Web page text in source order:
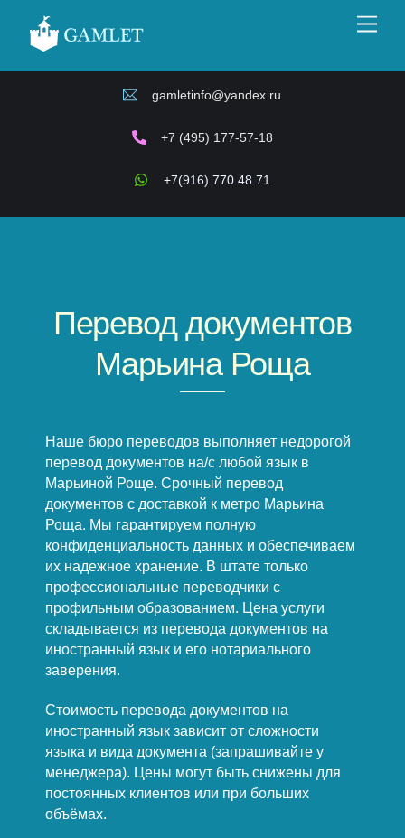
content
gamletinfo@yandex.ru
+7 (495) 177-57-18
+7(916) 770 48 71
Перевод документов
Марьина Роща
Наше бюро переводов выполняет недорогой
перевод документов на/с любой язык в
Марьиной Роще. Срочный перевод
документов с доставкой к метро Марьина
Роща. Мы гарантируем полную
конфиденциальность данных и обеспечиваем
их надежное хранение. В штате только
профессиональные переводчики с
профильным образованием. Цена услуги
складывается из перевода документов на
иностранный язык и его нотариального
заверения.
Стоимость перевода документов на
иностранный язык зависит от сложности
языка и вида документа (запрашивайте у
менеджера). Цены могут быть снижены для
постоянных клиентов или при больших
объёмах.